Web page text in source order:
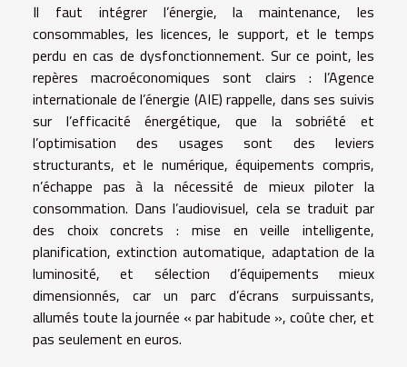
Il faut intégrer l’énergie, la maintenance, les
consommables, les licences, le support, et le temps
perdu en cas de dysfonctionnement. Sur ce point, les
repères macroéconomiques sont clairs : l’Agence
internationale de l’énergie (AIE) rappelle, dans ses suivis
sur l’efficacité énergétique, que la sobriété et
l’optimisation des usages sont des leviers
structurants, et le numérique, équipements compris,
n’échappe pas à la nécessité de mieux piloter la
consommation. Dans l’audiovisuel, cela se traduit par
des choix concrets : mise en veille intelligente,
planification, extinction automatique, adaptation de la
luminosité, et sélection d’équipements mieux
dimensionnés, car un parc d’écrans surpuissants,
allumés toute la journée « par habitude », coûte cher, et
pas seulement en euros.